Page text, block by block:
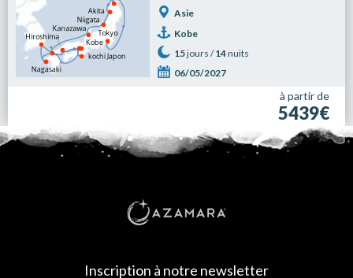
Asie
Kobe
15jours /14nuits
06/05/2027
à partir de
5439€
Inscription à notre newsletter